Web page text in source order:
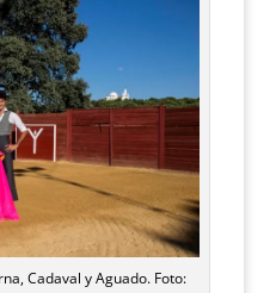
Cadaval y Aguado. Foto: